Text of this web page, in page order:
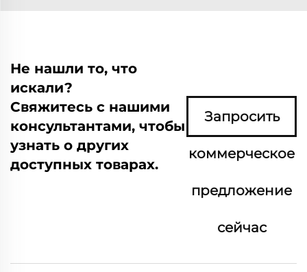
Не нашли то, что
искали?
Свяжитесь с нашими
консультантами, чтобы
узнать о других
доступных товарах.
Запросить
коммерческое
предложение
сейчас